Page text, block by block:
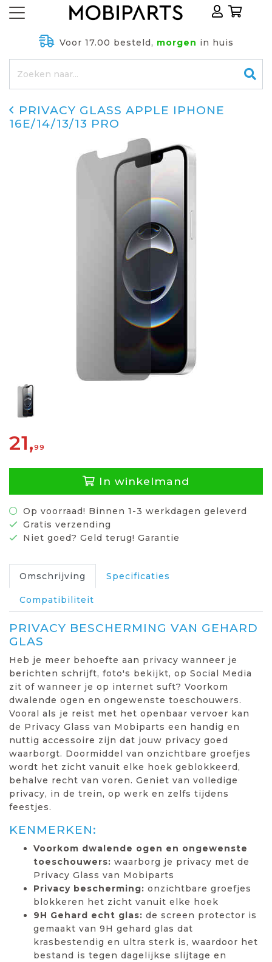
Voor 17.00 besteld, morgen in huis
PRIVACY GLASS APPLE IPHONE
16E/14/13/13 PRO
21,99
In winkelmand
Op voorraad! Binnen 1-3 werkdagen geleverd
Gratis verzending
Niet goed? Geld terug! Garantie
Omschrijving Specificaties
Compatibiliteit
PRIVACY BESCHERMING VAN GEHARD
GLAS
Heb je meer behoefte aan privacy wanneer je
berichten schrijft, foto's bekijkt, op Social Media
zit of wanneer je op internet suft? Voorkom
dwalende ogen en ongewenste toeschouwers.
Vooral als je reist met het openbaar vervoer kan
de Privacy Glass van Mobiparts een handig en
nuttig accessoire zijn dat jouw privacy goed
waarborgt. Doormiddel van onzichtbare groefjes
wordt het zicht vanuit elke hoek geblokkeerd,
behalve recht van voren. Geniet van volledige
privacy, in de trein, op werk en zelfs tijdens
feestjes.
KENMERKEN:
Voorkom dwalende ogen en ongewenste
toeschouwers: waarborg je privacy met de
Privacy Glass van Mobiparts
Privacy bescherming: onzichtbare groefjes
blokkeren het zicht vanuit elke hoek
9H Gehard echt glas: de screen protector is
gemaakt van 9H gehard glas dat
krasbestendig en ultra sterk is, waardoor het
bestand is tegen dagelijkse slijtage en